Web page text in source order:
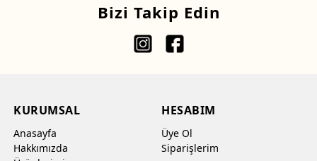
Bizi Takip Edin
KURUMSAL
Anasayfa
Hakkımızda
HESABIM
Üye Ol
Siparişlerim